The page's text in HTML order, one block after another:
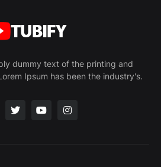
dummy text of the printing and
Ipsum has been the industry's.